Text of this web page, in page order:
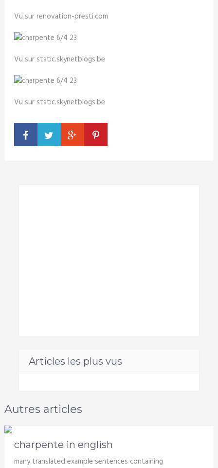
Vu sur renovation-presti.com
Vu sur static.skynetblogs.be
Vu sur static.skynetblogs.be
Articles les plus vus
Autres articles
charpente in english
many translated example sentences containing